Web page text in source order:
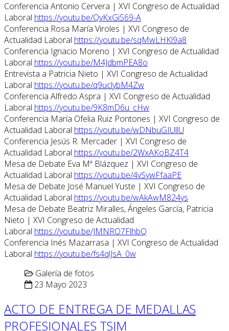
Conferencia Antonio Cervera | XVI Congreso de Actualidad
Laboral https://youtu.be/QvKxGiS69-A
Conferencia Rosa María Viroles | XVI Congreso de
Actualidad Laboral https://youtu.be/sqMwLHKl9a8
Conferencia Ignacio Moreno | XVI Congreso de Actualidad
Laboral https://youtu.be/M4JdbmPEA8o
Entrevista a Patricia Nieto | XVI Congreso de Actualidad
Laboral https://youtu.be/q9uclybM4Zw
Conferencia Alfredo Aspra | XVI Congreso de Actualidad
Laboral https://youtu.be/9K8mD6u_cHw
Conferencia María Ofelia Ruiz Pontones | XVI Congreso de
Actualidad Laboral https://youtu.be/wDNbuGIUllU
Conferencia Jesús R. Mercader | XVI Congreso de
Actualidad Laboral https://youtu.be/2WxAKoBZ4T4
Mesa de Debate Eva Mª Blázquez | XVI Congreso de
Actualidad Laboral https://youtu.be/4vSywFfaaPE
Mesa de Debate José Manuel Yuste | XVI Congreso de
Actualidad Laboral https://youtu.be/wAkAwM824ys
Mesa de Debate Beatriz Miralles, Ángeles García, Patricia
Nieto | XVI Congreso de Actualidad
Laboral https://youtu.be/JMNRO7FlhbQ
Conferencia Inés Mazarrasa | XVI Congreso de Actualidad
Laboral https://youtu.be/fs4qlJsA_0w
Galería de fotos
23 Mayo 2023
ACTO DE ENTREGA DE MEDALLAS
PROFESIONALES TSJM